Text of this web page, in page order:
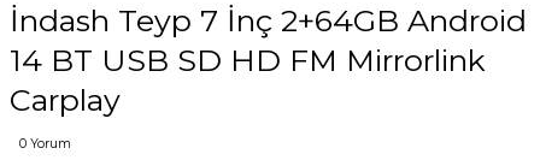
İndash Teyp 7 İnç 2+64GB Android
14 BT USB SD HD FM Mirrorlink
Carplay
0 Yorum